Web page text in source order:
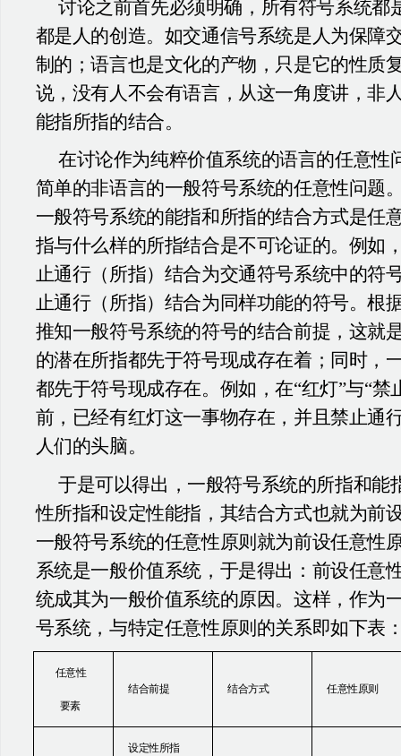
讨论之前首先必须明确，所有符号系统都
都是人的创造。如交通信号系统是人为保障
制的；语言也是文化的产物，只是它的性质
说，没有人不会有语言，从这一角度讲，非
能指所指的结合。
在讨论作为纯粹价值系统的语言的任意性
简单的非语言的一般符号系统的任意性问题
一般符号系统的能指和所指的结合方式是任
指与什么样的所指结合是不可论证的。例如
止通行（所指）结合为交通符号系统中的符
止通行（所指）结合为同样功能的符号。根
推知一般符号系统的符号的结合前提，这就
的潜在所指都先于符号现成存在着；同时，
都先于符号现成存在。例如，在“红灯”与“禁
前，已经有红灯这一事物存在，并且禁止通
人们的头脑。
于是可以得出，一般符号系统的所指和能
性所指和设定性能指，其结合方式也就为前
一般符号系统的任意性原则就为前设任意性
系统是一般价值系统，于是得出：前设任意
统成其为一般价值系统的原因。这样，作为
号系统，与特定任意性原则的关系即如下表
任意性
要素
结合前提 结合方式 任意性原则
设定性所指